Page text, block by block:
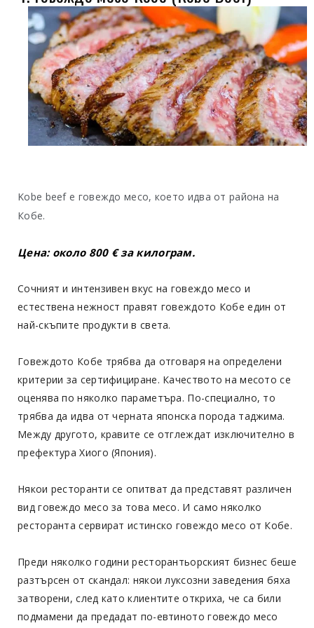
Kobe beef e говеждо месо, което идва от района на
Кобе.
Цена: около 800 € за килограм.
Сочният и интензивен вкус на говеждо месо и
естествена нежност правят говеждото Кобе един от
най-скъпите продукти в света.
Говеждото Кобе трябва да отговаря на определени
критерии за сертифициране. Качеството на месото се
оценява по няколко параметъра. По-специално, то
трябва да идва от черната японска порода таджима.
Между другото, кравите се отглеждат изключително в
префектура Хиого (Япония).
Някои ресторанти се опитват да представят различен
вид говеждо месо за това месо. И само няколко
ресторанта сервират истинско говеждо месо от Кобе.
Преди няколко години ресторантьорският бизнес беше
разтърсен от скандал: някои луксозни заведения бяха
затворени, след като клиентите откриха, че са били
подмамени да предадат по-евтиното говеждо месо